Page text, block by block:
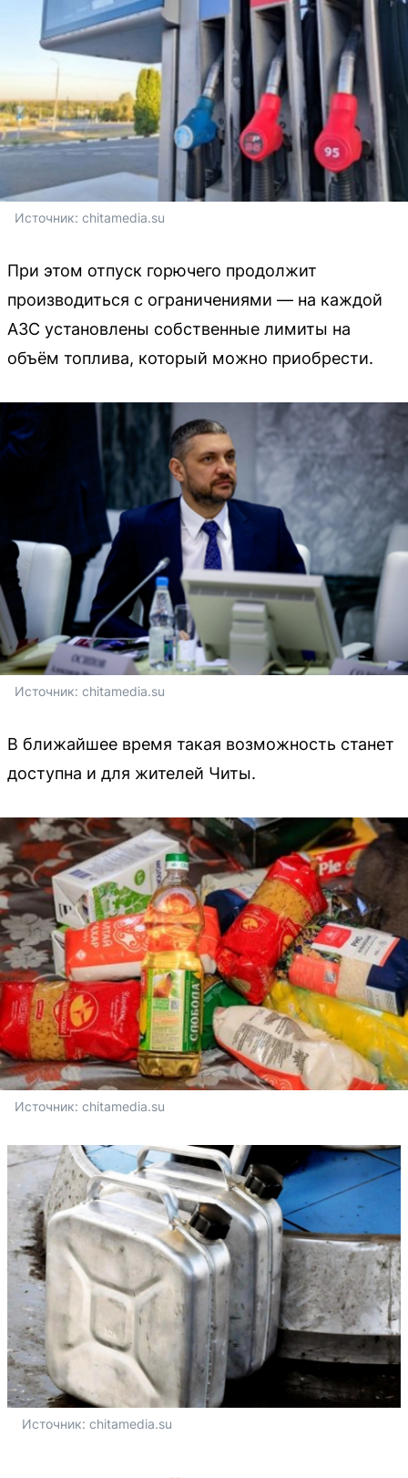
Источник: chitamedia.su
При этом отпуск горючего продолжит
производиться с ограничениями — на каждой
АЗС установлены собственные лимиты на
объём топлива, который можно приобрести.
Источник: chitamedia.su
В ближайшее время такая возможность станет
доступна и для жителей Читы.
Источник: chitamedia.su
Источник: chitamedia.su